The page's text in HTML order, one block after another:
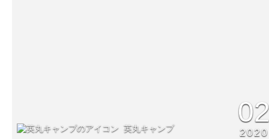
英丸キャンプ 2020